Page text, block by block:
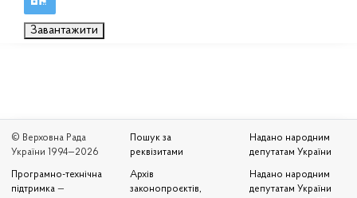
Завантажити
© Верховна Рада
України 1994—2026
Програмно-технічна
підтримка —
Пошук за
реквізитами
Архів
законопроєктів,
Надано народним
депутатам України
Надано народним
депутатам України